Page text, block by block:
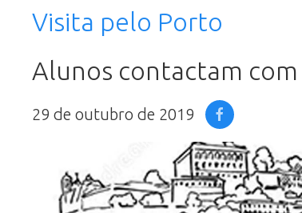
Visita pelo Porto
Alunos contactam com
29 de outubro de 2019